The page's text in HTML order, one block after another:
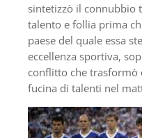
sintetizzò il connubbio
talento e follia prima
paese del quale essa
eccellenza sportiva,
conflitto che trasformò
fucina di talenti nel